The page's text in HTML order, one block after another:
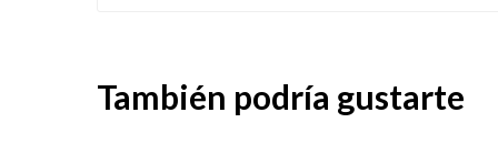
También podría gustarte